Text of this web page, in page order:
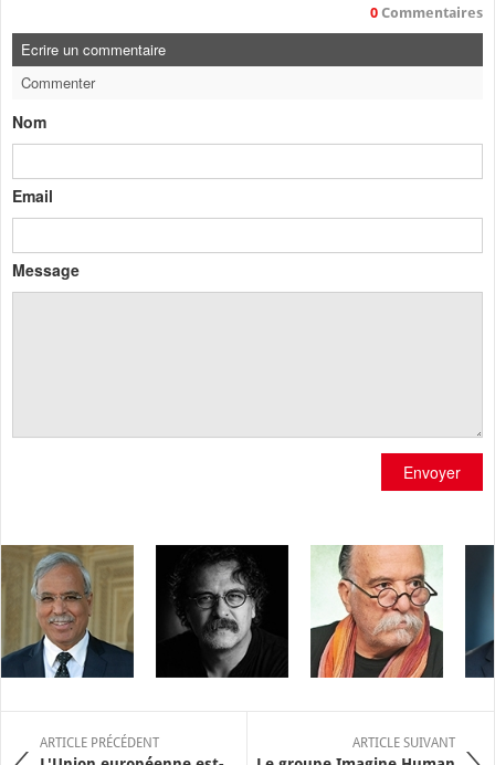
0 Commentaires
Ecrire un commentaire
Commenter
Nom
Email
Message
Envoyer
ARTICLE PRÉCÉDENT ARTICLE SUIVANT